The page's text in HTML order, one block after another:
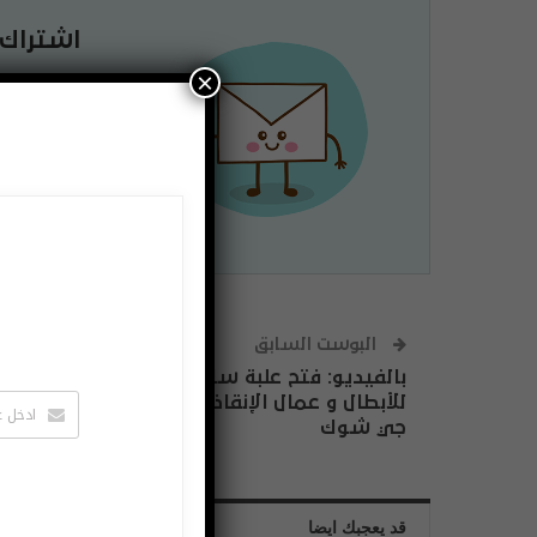
لتصلك
البوست السابق
بالفيديو: فتح علبة ساعة صممت خصيصاً
للأبطال و عمال الإنقاذ من الكوارث من كاسيو
جي شوك
قد يعجبك ايضا
×